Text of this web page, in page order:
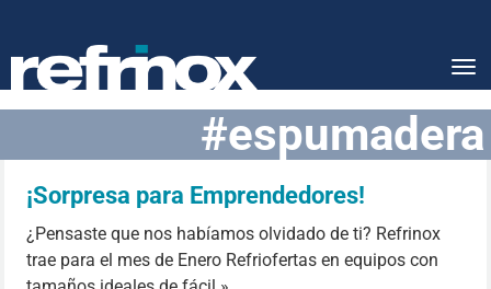
#espumadera
¡Sorpresa para Emprendedores!
¿Pensaste que nos habíamos olvidado de ti? Refrinox
trae para el mes de Enero Refriofertas en equipos con